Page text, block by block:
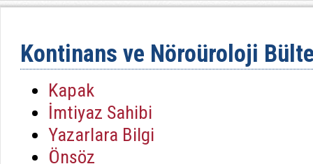
Kontinans ve Nöroüroloji
Kapak
İmtiyaz Sahibi
Yazarlara Bilgi
Önsöz